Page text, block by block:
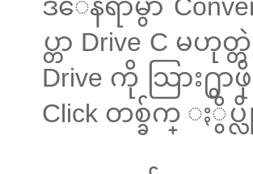
ဒီေနရာမွာ
ပ္တာ Drive C မ
Drive ကို သြား
Click တစ္ခ်က္ ႏွိပ္